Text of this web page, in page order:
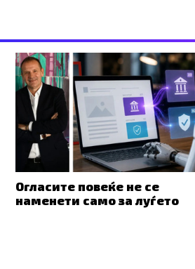
Огласите повеќе не се
наменети само за луѓето